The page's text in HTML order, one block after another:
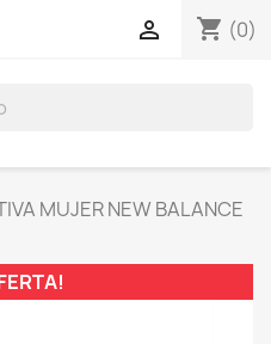
shopping_cart (0)

MUJER NEW BALANCE